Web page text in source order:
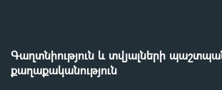
Գաղտնիություն և տվյալների
քաղաքականություն